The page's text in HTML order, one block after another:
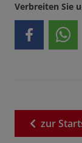
Verbreiten Sie
zur